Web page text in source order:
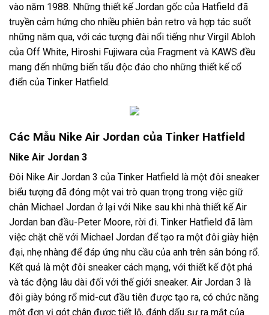
vào năm 1988. Những thiết kế Jordan gốc của Hatfield đã
truyền cảm hứng cho nhiều phiên bản retro và hợp tác suốt
những năm qua, với các tượng đài nổi tiếng như Virgil Abloh
của Off White, Hiroshi Fujiwara của Fragment và KAWS đều
mang đến những biến tấu độc đáo cho những thiết kế cổ
điển của Tinker Hatfield.
Các Mẫu Nike Air Jordan của Tinker Hatfield
Nike Air Jordan 3
Đôi Nike Air Jordan 3 của Tinker Hatfield là một đôi sneaker
biểu tượng đã đóng một vai trò quan trọng trong việc giữ
chân Michael Jordan ở lại với Nike sau khi nhà thiết kế Air
Jordan ban đầu-Peter Moore, rời đi. Tinker Hatfield đã làm
việc chặt chẽ với Michael Jordan để tạo ra một đôi giày hiện
đại, nhẹ nhàng để đáp ứng nhu cầu của anh trên sân bóng rổ.
Kết quả là một đôi sneaker cách mạng, với thiết kế đột phá
và tác động lâu dài đối với thế giới sneaker. Air Jordan 3 là
đôi giày bóng rổ mid-cut đầu tiên được tạo ra, có chức năng
một đơn vị gót chân được tiết lộ, đánh dấu sự ra mắt của